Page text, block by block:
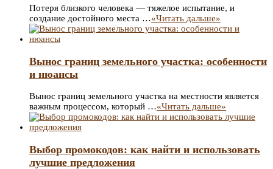
Потеря близкого человека — тяжелое испытание, и
создание достойного места …«Читать дальше»
Вынос границ земельного участка: особенности
и нюансы
Вынос границ земельного участка на местности является
важным процессом, который …«Читать дальше»
Выбор промокодов: как найти и использовать
лучшие предложения